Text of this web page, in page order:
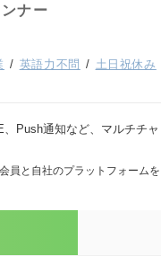
ナー
英語力不問 土日祝休み
Push通知など、マルチチャ
員と自社のプラットフォームを